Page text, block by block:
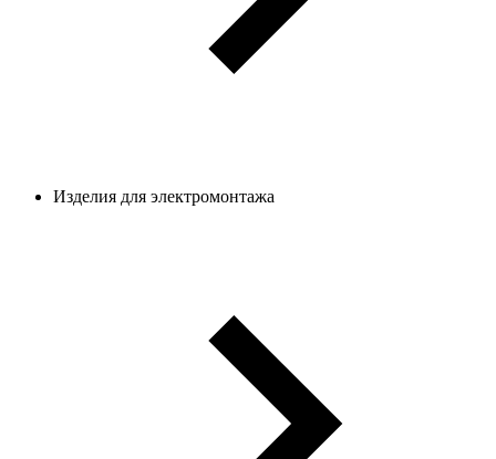
Изделия для электромонтажа